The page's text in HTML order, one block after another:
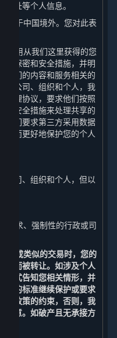
地址等个人信息。
位于中国境外。您对此表
使用从我们这里获得的您
的保密和安全措施，并明
我们的内容和服务相关的
的公司、组织和个人，我
处理协议，要求他们按照
和安全措施来处理共享的
我们要求第三方采用数据
从而更好地保护您的个人
公司、组织和个人，但以
要求、强制性的行政或司
产或类似的交易时，您的
分而被转让。如涉及个人
形式告知您相关情形，并
求的标准继续保护或要求
本政策的约束，否则，我
同意。如破产且无承接方